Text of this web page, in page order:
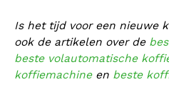
Is het tijd voor een nieuwe
ook de artikelen over de
beste volautomatische
koffiemachine en beste